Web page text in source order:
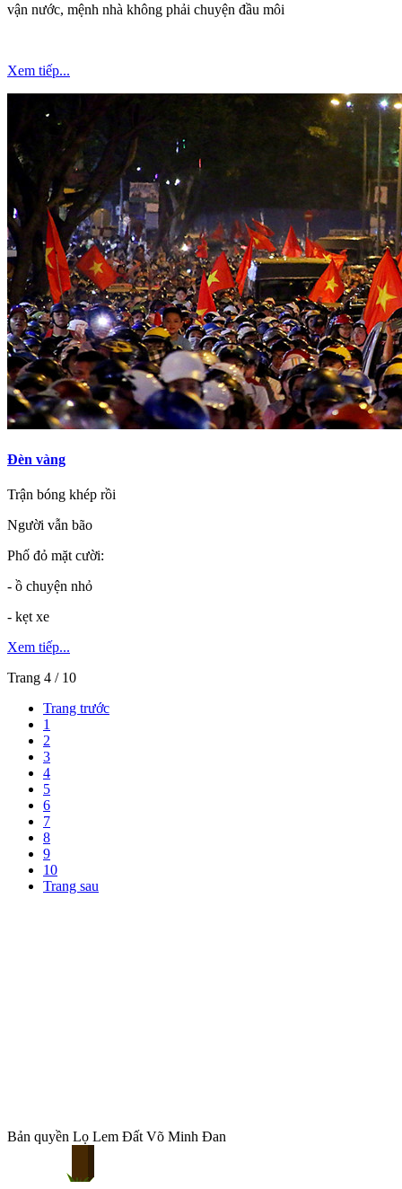
vận nước, mệnh nhà không phải chuyện đầu môi
Xem tiếp...
Đèn vàng
Trận bóng khép rồi
Người vẫn bão
Phố đỏ mặt cười:
- ồ chuyện nhỏ
- kẹt xe
Xem tiếp...
Trang 4 / 10
Trang trước
1
2
3
4
5
6
7
8
9
10
Trang sau
Bản quyền Lọ Lem Đất Võ Minh Đan